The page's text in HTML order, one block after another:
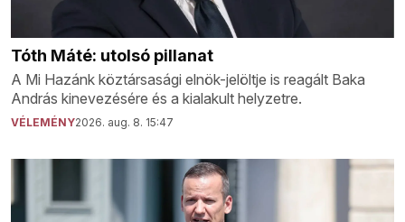
Tóth Máté: utolsó pillanat
A Mi Hazánk köztársasági elnök-jelöltje is reagált Baka
András kinevezésére és a kialakult helyzetre.
VÉLEMÉNY2026. aug. 8. 15:47